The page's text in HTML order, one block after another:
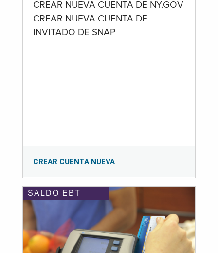
CREAR NUEVA CUENTA DE NY.GOV
CREAR NUEVA CUENTA DE
INVITADO DE SNAP
CREAR CUENTA NUEVA
SALDO EBT